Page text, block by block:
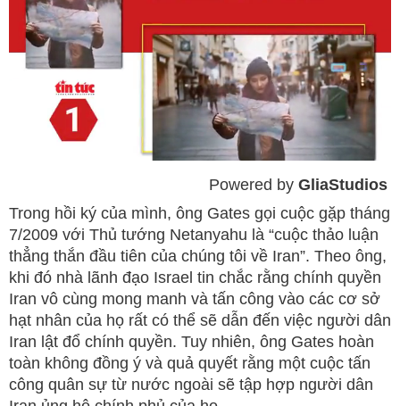
Powered by GliaStudios
Trong hồi ký của mình, ông Gates gọi cuộc gặp tháng
7/2009 với Thủ tướng Netanyahu là “cuộc thảo luận
thẳng thắn đầu tiên của chúng tôi về Iran”. Theo ông,
khi đó nhà lãnh đạo Israel tin chắc rằng chính quyền
Iran vô cùng mong manh và tấn công vào các cơ sở
hạt nhân của họ rất có thể sẽ dẫn đến việc người dân
Iran lật đổ chính quyền. Tuy nhiên, ông Gates hoàn
toàn không đồng ý và quả quyết rằng một cuộc tấn
công quân sự từ nước ngoài sẽ tập hợp người dân